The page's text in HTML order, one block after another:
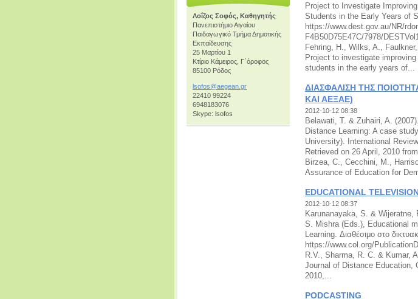
Project to Investigate
Students in the Early Years of
https://www.dest.gov.au/NR/
F4B50D75E47C/7978/
Fehring, H., Wilks, A.,
Project to investigate
students in the early years of...
ΔΙΑΣΦΑΛΙΣΗ ΤΗΣ
ΚΑΙ ΑΕΞΑΕ)
2012-10-12 08:38
Belawati, T. & Zuhairi, A.
Distance Learning: A case
University). International
Retrieved on 26 April, 2010
Birzea, C., Cecchini, M.,
Assurance of Education for
EDUCATIONAL
2012-10-12 08:37
Karunanayaka, S. &
S. Mishra (Εds.), Educational
Learning. Διαθέσιμο στο
https://www.col.org/
R.V., Sharma, R. C. & Kumar,
Journal of Distance Education,
2010,...
PODCASTING
Λοΐζος Σοφός, Καθηγητής
Πανεπιστήμιο Αιγαίου
Παιδαγωγικό Τμήμα Δημοτικής
Εκπαίδευσης
25 Μαρτίου 1
Κτίριο Κάμειρος, Γ΄όροφος
85100 Ρόδος
lsofos@aegean.gr
22410 99224
6948183076
Skype: lsofos